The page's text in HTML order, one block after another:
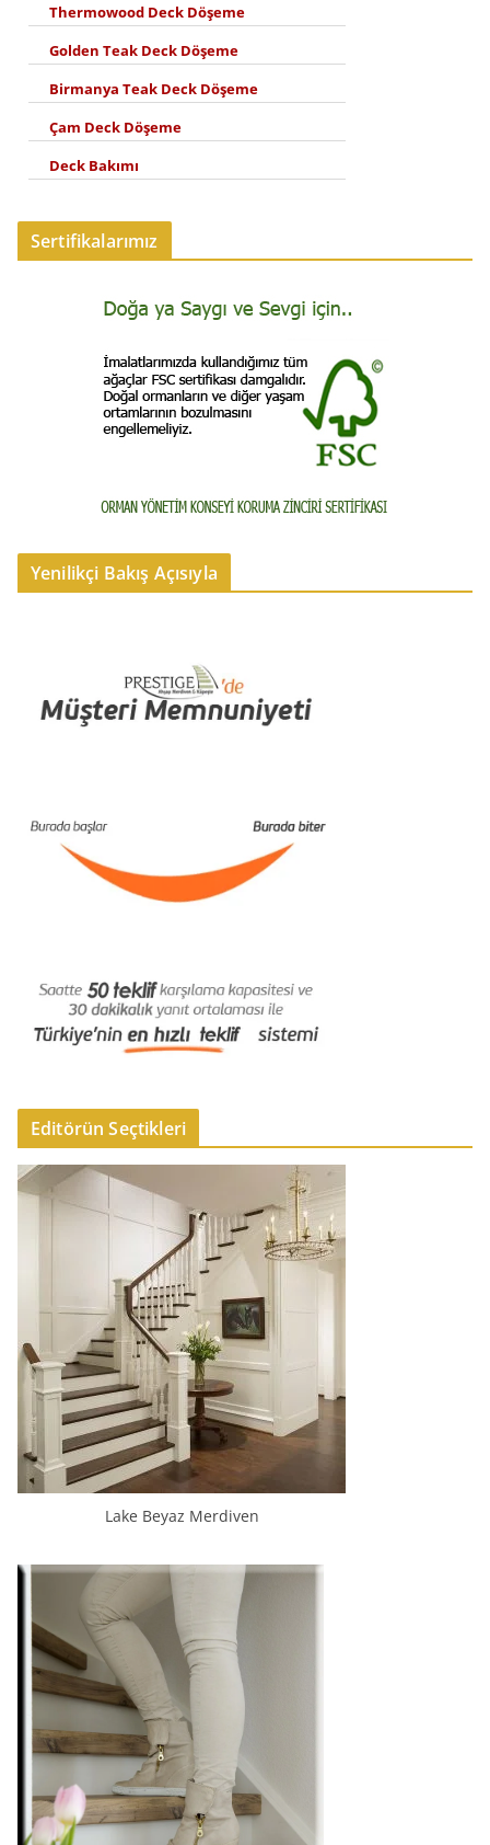
Thermowood Deck Döşeme
Golden Teak Deck Döşeme
Birmanya Teak Deck Döşeme
Çam Deck Döşeme
Deck Bakımı
Sertifikalarımız
Yenilikçi Bakış Açısıyla
Editörün Seçtikleri
Lake Beyaz Merdiven